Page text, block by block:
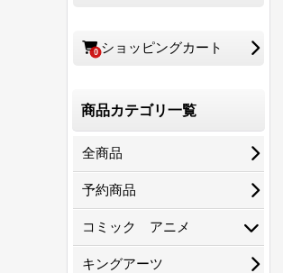
0 ショッピングカート
商品カテゴリ一覧
全商品
予約商品
コミック アニメ
キングアーツ